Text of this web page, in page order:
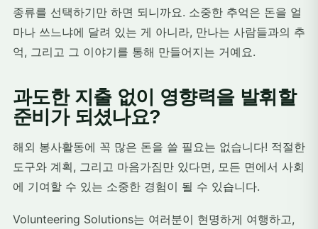
종류를 선택하기만 하면 되니까요. 소중한 추억은 돈을 얼
마나 쓰느냐에 달려 있는 게 아니라, 만나는 사람들과의 추
억, 그리고 그 이야기를 통해 만들어지는 거예요.
과도한 지출 없이 영향력을 발휘할
준비가 되셨나요?
해외 봉사활동에 꼭 많은 돈을 쓸 필요는 없습니다! 적절한
도구와 계획, 그리고 마음가짐만 있다면, 모든 면에서 사회
에 기여할 수 있는 소중한 경험이 될 수 있습니다.
Volunteering Solutions는 여러분이 현명하게 여행하고,